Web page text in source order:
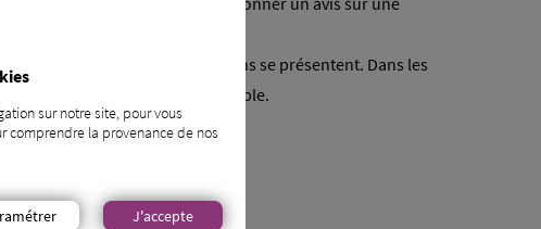
trancher lorsque trop d’options se présentent. Dans les
l’essentiel : ce qui leur ressemble.
sur notre site, pour vous
comprendre la provenance de nos
J'accepte